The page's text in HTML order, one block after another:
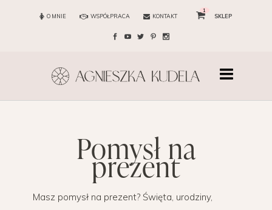
O MNIE WSPÓŁPRACA KONTAKT
1
SKLEP
pomysł naprezent
Masz pomysł na prezent? Święta, urodziny,